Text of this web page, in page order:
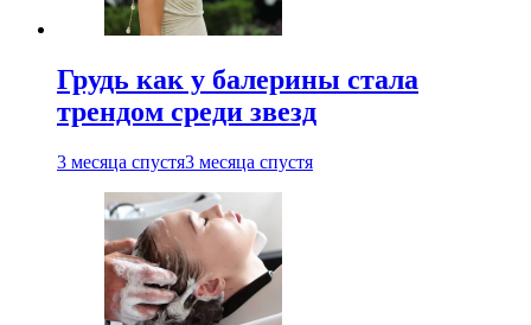
Грудь как у балерины стала
трендом среди звезд
3 месяца спустя3 месяца спустя